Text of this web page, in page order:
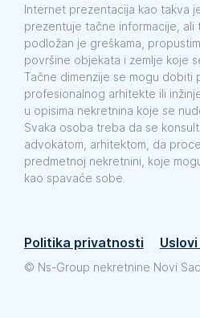
Internet prezentacija kao takva
prezentuje tačne informacije,
podložan je greškama,
površine objekata i zemlje koje
Tačne dimenzije se mogu dobiti
profesionalnog arhitekte ili
u opisima nekretnina koje se
Svaka osoba treba da se
advokatom, arhitektom, da
predmetnoj nekretnini, koje
kao spavaće sobe.
Politika privatnosti
© Ns-Group nekretnine Novi